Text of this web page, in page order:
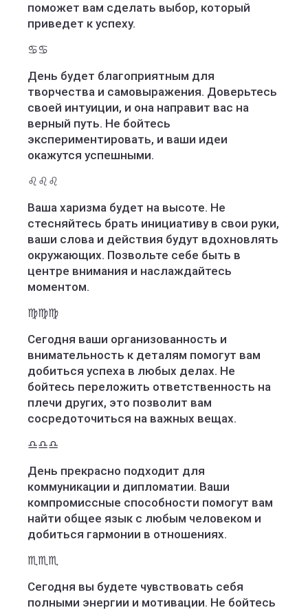
поможет вам сделать выбор, который
приведет к успеху.
♋️♋️
День будет благоприятным для
творчества и самовыражения. Доверьтесь
своей интуиции, и она направит вас на
верный путь. Не бойтесь
экспериментировать, и ваши идеи
окажутся успешными.
♌️♌️♌️
Ваша харизма будет на высоте. Не
стесняйтесь брать инициативу в свои руки,
ваши слова и действия будут вдохновлять
окружающих. Позвольте себе быть в
центре внимания и наслаждайтесь
моментом.
♍️♍️♍️
Сегодня ваши организованность и
внимательность к деталям помогут вам
добиться успеха в любых делах. Не
бойтесь переложить ответственность на
плечи других, это позволит вам
сосредоточиться на важных вещах.
♎️♎️♎️
День прекрасно подходит для
коммуникации и дипломатии. Ваши
компромиссные способности помогут вам
найти общее язык с любым человеком и
добиться гармонии в отношениях.
♏️♏️♏️
Сегодня вы будете чувствовать себя
полными энергии и мотивации. Не бойтесь